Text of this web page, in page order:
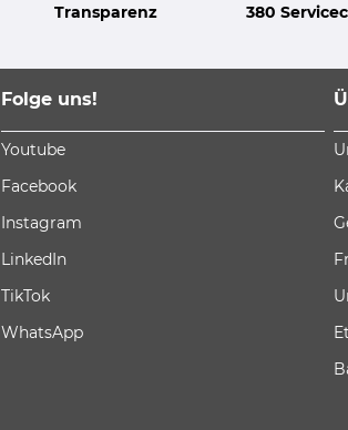
Transparenz
380
Folge uns!
Youtube
Facebook
Instagram
LinkedIn
TikTok
WhatsApp